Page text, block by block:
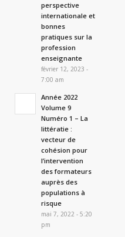
perspective
internationale et
bonnes
pratiques sur la
profession
enseignante
février 12, 2023 -
7:00 am
Année 2022
Volume 9
Numéro 1 – La
littératie :
vecteur de
cohésion pour
l’intervention
des formateurs
auprès des
populations à
risque
mai 7, 2022 - 5:20
pm